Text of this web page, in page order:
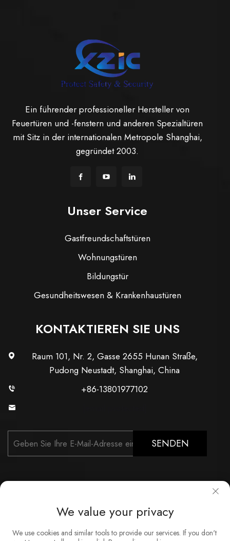
Ein führender professioneller Hersteller von
Feuertüren und -fenstern und anderen Spezialtüren
mit Sitz in der internationalen Metropole Shanghai,
gegründet 2003.
Unser Service
Gastfreundschaftstüren
Wohnungstüren
Bildungstür
Gesundheitswesen & Krankenhaustüren
KONTAKTIEREN SIE UNS
Raum 101, Nr. 2, Gasse 2655 Hunan Straße,
Pudong Neustadt, Shanghai, China
+86-13801977102
SENDEN
Copyright © Shanghai Xunzhong Industry Co., Ltd. Alle
We value your privacy
We use cookies and similar tools to provide our services. If you don't